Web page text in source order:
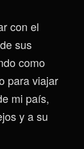
con el
sus
como
para viajar
mi país,
y a su